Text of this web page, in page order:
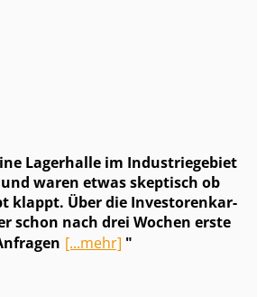
Lagerhalle im Industriegebiet
waren etwas skeptisch ob
klappt. Über die In­ves­to­ren­kar­
schon nach drei Wochen erste
[...mehr]